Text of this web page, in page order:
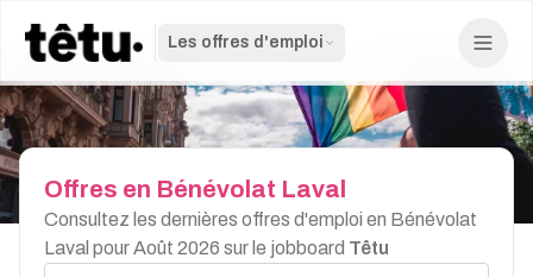
Les offres d'emploi
Offres en Bénévolat Laval
Consultez les dernières offres d'emploi en Bénévolat
Laval pour Août 2026 sur le jobboard Têtu
Rechercher par job, mot-clé ou entreprise